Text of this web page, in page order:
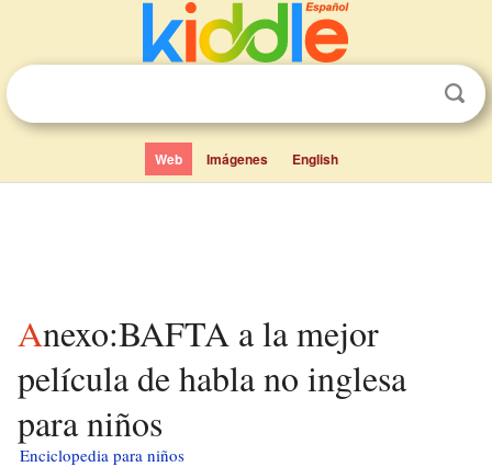
Web Imágenes English
Anexo:BAFTA a la mejor
película de habla no inglesa
para niños
Enciclopedia para niños